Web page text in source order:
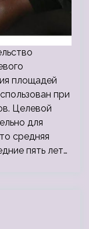
площадей
при
Целевой
для
средняя
пять лет…